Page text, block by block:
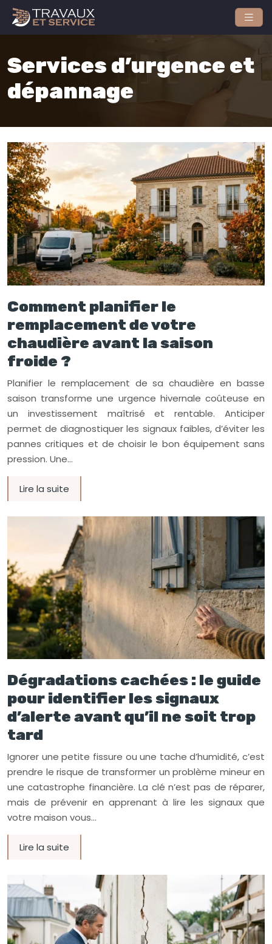
Services d’urgence et
dépannage
Comment planifier le
remplacement de votre
chaudière avant la saison
froide ?
Planifier le remplacement de sa chaudière en basse
saison transforme une urgence hivernale coûteuse en
un investissement maîtrisé et rentable. Anticiper
permet de diagnostiquer les signaux faibles, d’éviter les
pannes critiques et de choisir le bon équipement sans
pression. Une…
Lire la suite
Dégradations cachées : le guide
pour identifier les signaux
d’alerte avant qu’il ne soit trop
tard
Ignorer une petite fissure ou une tache d’humidité, c’est
prendre le risque de transformer un problème mineur en
une catastrophe financière. La clé n’est pas de réparer,
mais de prévenir en apprenant à lire les signaux que
votre maison vous…
Lire la suite